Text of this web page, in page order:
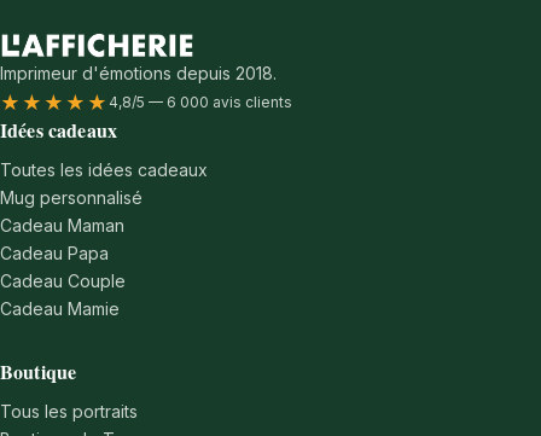
Imprimeur d'émotions depuis 2018.
★★★★★ 4,8/5 — 6 000 avis clients
Idées cadeaux
Toutes les idées cadeaux
Mug personnalisé
Cadeau Maman
Cadeau Papa
Cadeau Couple
Cadeau Mamie
Boutique
Tous les portraits